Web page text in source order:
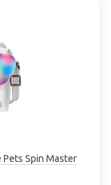
Spin Master